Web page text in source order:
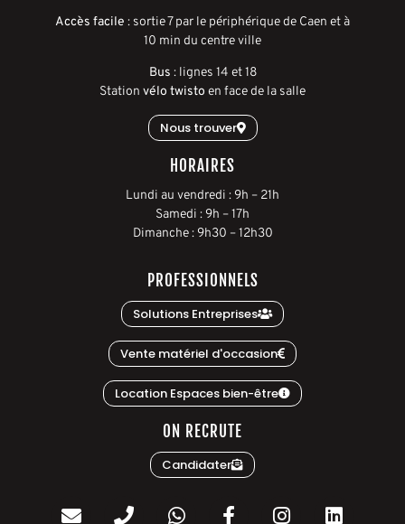
Accès facile : sortie 7 par le périphérique de Caen et à
10 min du centre ville
Bus : lignes 14 et 18
Station vélo twisto en face de la salle
Nous trouver
HORAIRES
Lundi au vendredi : 9h – 21h
Samedi : 9h –17h
Dimanche: 9h30 –12h30
PROFESSIONNELS
Solutions Entreprises
Vente matériel d'occasion
Location Espaces bien-être
ON RECRUTE
Candidater